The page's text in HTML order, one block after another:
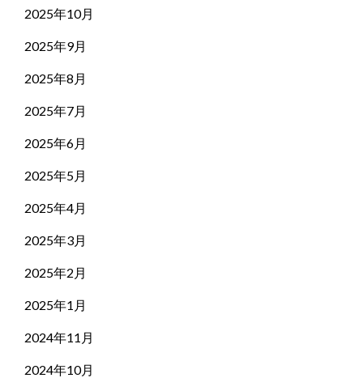
2025年10月
2025年9月
2025年8月
2025年7月
2025年6月
2025年5月
2025年4月
2025年3月
2025年2月
2025年1月
2024年11月
2024年10月